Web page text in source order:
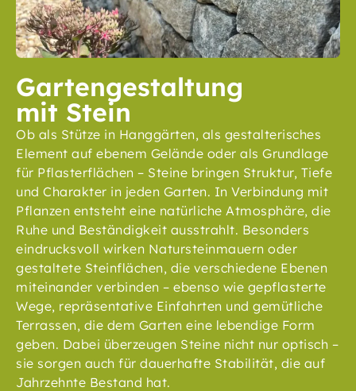
Gartengestaltung
mit Stein
Ob als Stütze in Hanggärten, als gestalterisches
Element auf ebenem Gelände oder als Grundlage
für Pflasterflächen – Steine bringen Struktur, Tiefe
und Charakter in jeden Garten. In Verbindung mit
Pflanzen entsteht eine natürliche Atmosphäre, die
Ruhe und Beständigkeit ausstrahlt. Besonders
eindrucksvoll wirken Natursteinmauern oder
gestaltete Steinflächen, die verschiedene Ebenen
miteinander verbinden – ebenso wie gepflasterte
Wege, repräsentative Einfahrten und gemütliche
Terrassen, die dem Garten eine lebendige Form
geben. Dabei überzeugen Steine nicht nur optisch –
sie sorgen auch für dauerhafte Stabilität, die auf
Jahrzehnte Bestand hat.